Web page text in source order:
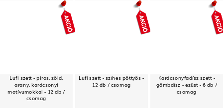
Lufi szett - piros, zöld,
arany, karácsonyi
motívumokkal - 12 db /
csomag
Lufi szett - színes pöttyös -
12 db / csomag
Karácsonyfadísz szett -
gömbdísz - ezüst - 6 db /
csomag